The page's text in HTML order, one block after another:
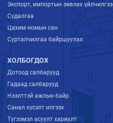
Экспорт, импортын зөвлөх үйлчилгээ
Судалгаа
Цахим номын сан
Сурталчилгаа байршуулах
ХОЛБОГДОХ
Дотоод салбарууд
Гадаад салбарууд
Нээлттэй ажлын байр
Санал хүсэлт илгээх
Түгээмэл асуулт хариулт